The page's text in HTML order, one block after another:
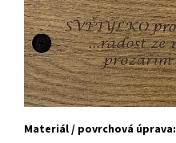
Materiál / povrchová úprava: